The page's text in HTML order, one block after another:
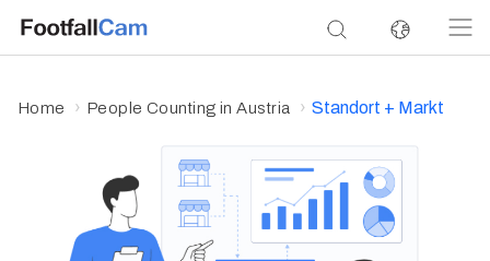
Home People Counting in Austria Standort + Markt